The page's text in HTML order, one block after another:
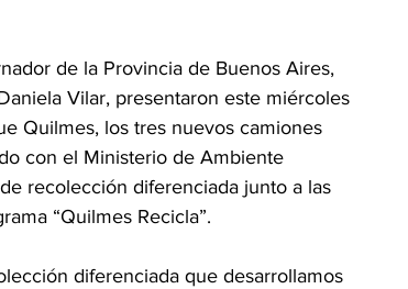
de la Provincia de Buenos Aires,
Vilar, presentaron este miércoles
Quilmes, los tres nuevos camiones
con el Ministerio de Ambiente
recolección diferenciada junto a las
“Quilmes Recicla”.
diferenciada que desarrollamos